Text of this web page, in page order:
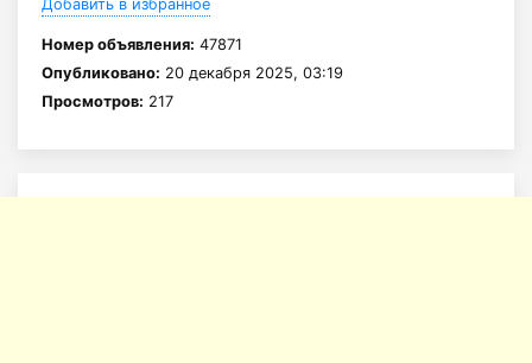
Добавить в избранное
Номер объявления: 47871
Опубликовано: 20 декабря 2025, 03:19
Просмотров: 217